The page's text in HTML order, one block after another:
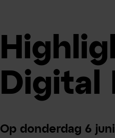
Digital
Op donderdag 6